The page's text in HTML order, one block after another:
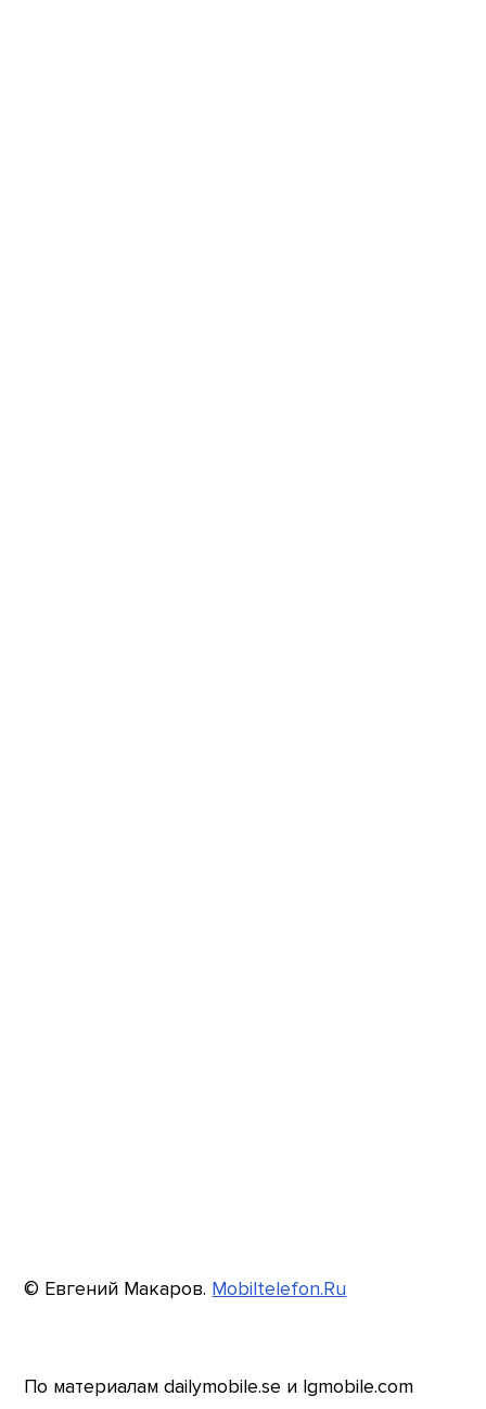
© Евгений Макаров. Mobiltelefon.Ru
По материалам dailymobile.se и lgmobile.com